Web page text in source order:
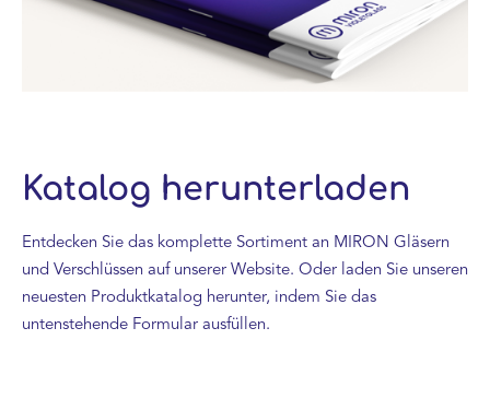
Katalog herunterladen
Entdecken Sie das komplette Sortiment an MIRON Gläsern
und Verschlüssen auf unserer Website. Oder laden Sie unseren
neuesten Produktkatalog herunter, indem Sie das
untenstehende Formular ausfüllen.